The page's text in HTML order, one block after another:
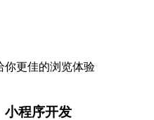
你更佳的浏览体验
小程序开发